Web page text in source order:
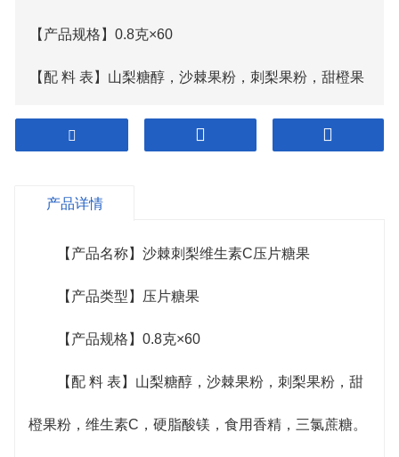
【产品规格】0.8克×60
【配 料 表】山梨糖醇，沙棘果粉，刺梨果粉，甜橙果
粉，维生素C，硬脂酸镁，食用香精，三氯蔗糖。
食用。每日食用量不超过20片。
【 箱 规 】100盒/箱
产品详情
【产品名称】沙棘刺梨维生素C压片糖果
【产品类型】压片糖果
【产品规格】0.8克×60
【配 料 表】山梨糖醇，沙棘果粉，刺梨果粉，甜
橙果粉，维生素C，硬脂酸镁，食用香精，三氯蔗糖。